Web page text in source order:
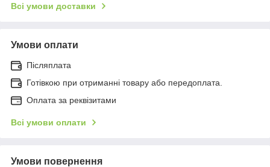
Всі умови доставки
Умови оплати
Післяплата
Готівкою при отриманні товару або передоплата.
Оплата за реквізитами
Всі умови оплати
Умови повернення